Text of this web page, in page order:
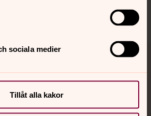
sociala medier
Tillåt alla kakor
Prata eller chatta anonymt